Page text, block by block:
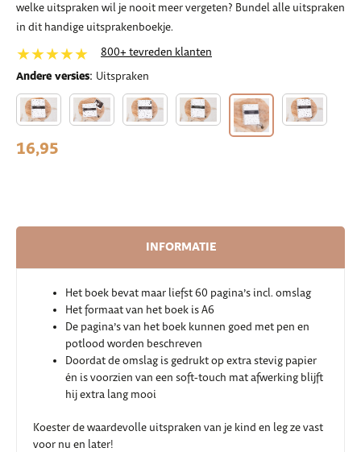
welke uitspraken wil je nooit meer vergeten? Bundel alle uitspraken
in dit handige uitsprakenboekje.
★★★★★ 800+ tevreden klanten
Andere versies: Uitspraken
16,95
INFORMATIE
Het boek bevat maar liefst 60 pagina’s incl. omslag
Het formaat van het boek is A6
De pagina’s van het boek kunnen goed met pen en
potlood worden beschreven
Doordat de omslag is gedrukt op extra stevig papier
én is voorzien van een soft-touch mat afwerking blijft
hij extra lang mooi
Koester de waardevolle uitspraken van je kind en leg ze vast
voor nu en later!